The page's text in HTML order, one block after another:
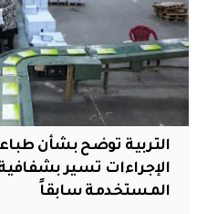
التربية توضح بشأن
الإجراءات تسير
المستخدمة سابقاً